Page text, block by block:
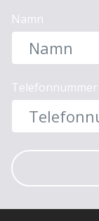
Namn
Telefonnummer